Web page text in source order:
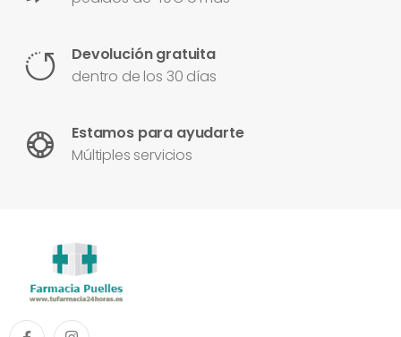
Devolución gratuita
dentro de los 30 días
Estamos para ayudarte
Múltiples servicios